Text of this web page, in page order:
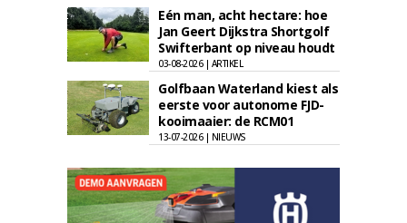
Eén man, acht hectare: hoe
Jan Geert Dijkstra Shortgolf
Swifterbant op niveau houdt
03-08-2026 | ARTIKEL
Golfbaan Waterland kiest als
eerste voor autonome FJD-
kooimaaier: de RCM01
13-07-2026 | NIEUWS